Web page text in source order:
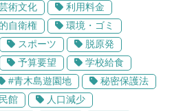
術文化
利用料金
自衛権
環境・ゴミ
スポーツ
脱原発
予算要望
学校給食
#青木島遊園地
秘密保護法
館
人口減少